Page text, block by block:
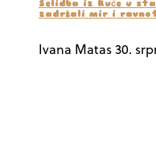
Selidba iz kuće u
zadržali mir i
Ivana Matas30.